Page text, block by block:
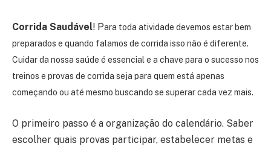
Corrida Saudável! Para toda atividade devemos estar bem
preparados e quando falamos de corrida isso não é diferente.
Cuidar da nossa saúde é essencial e a chave para o sucesso nos
treinos e provas de corrida seja para quem está apenas
começando ou até mesmo buscando se superar cada vez mais.
O primeiro passo é a organização do calendário. Saber
escolher quais provas participar, estabelecer metas e